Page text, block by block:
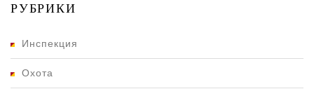
РУБРИКИ
Инспекция
Охота